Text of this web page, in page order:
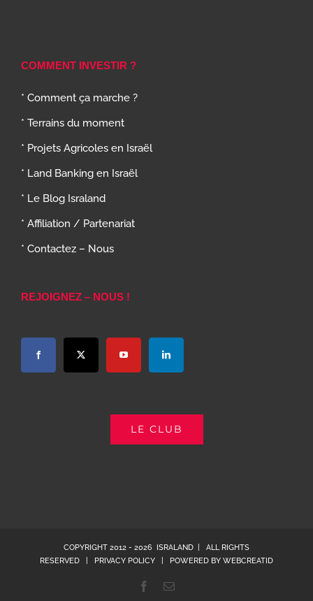
COMMENT INVESTIR ?
* Comment ça marche ?
* Terrains du moment
* Projets Agricoles en Israël
* Land Banking en Israël
* Le Blog Israland
* Affiliation / Partenariat
* Contactez – Nous
REJOIGNEZ – NOUS !
LE CLUB
COPYRIGHT 2012 - 2026 ISRALAND | ALL RIGHTS
RESERVED | PRIVACY POLICY | POWERED BY WEBCREATID
Facebook
Email